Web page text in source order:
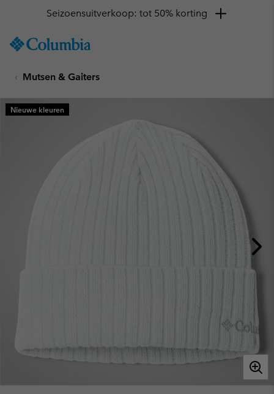
TO
SKIP
MAIN
NAV
Seizoensuitverkoop: tot 50% korting
Mutsen & Gaiters
Nieuwe kleuren